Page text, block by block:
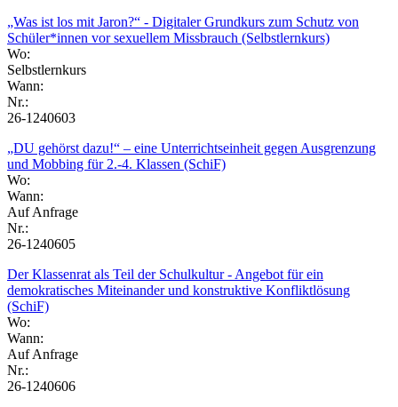
„Was ist los mit Jaron?“ - Digitaler Grundkurs zum Schutz von
Schüler*innen vor sexuellem Missbrauch (Selbstlernkurs)
Wo:
Selbstlernkurs
Wann:
Nr.:
26-1240603
„DU gehörst dazu!“ – eine Unterrichtseinheit gegen Ausgrenzung
und Mobbing für 2.-4. Klassen (SchiF)
Wo:
Wann:
Auf Anfrage
Nr.:
26-1240605
Der Klassenrat als Teil der Schulkultur - Angebot für ein
demokratisches Miteinander und konstruktive Konfliktlösung
(SchiF)
Wo:
Wann:
Auf Anfrage
Nr.:
26-1240606